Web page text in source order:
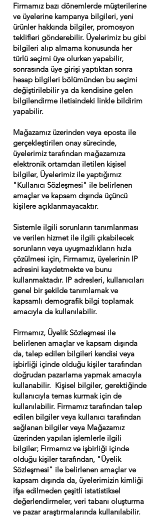
Firmamız bazı dönemlerde müşterilerine
ve üyelerine kampanya bilgileri, yeni
ürünler hakkında bilgiler, promosyon
teklifleri gönderebilir. Üyelerimiz bu gibi
bilgileri alıp almama konusunda her
türlü seçimi üye olurken yapabilir,
sonrasında üye girişi yaptıktan sonra
hesap bilgileri bölümünden bu seçimi
değiştirilebilir ya da kendisine gelen
bilgilendirme iletisindeki linkle bildirim
yapabilir.
Mağazamız üzerinden veya eposta ile
gerçekleştirilen onay sürecinde,
üyelerimiz tarafından mağazamıza
elektronik ortamdan iletilen kişisel
bilgiler, Üyelerimiz ile yaptığımız
"Kullanıcı Sözleşmesi" ile belirlenen
amaçlar ve kapsam dışında üçüncü
kişilere açıklanmayacaktır.
Sistemle ilgili sorunların tanımlanması
ve verilen hizmet ile ilgili çıkabilecek
sorunların veya uyuşmazlıkların hızla
çözülmesi için, Firmamız, üyelerinin IP
adresini kaydetmekte ve bunu
kullanmaktadır. IP adresleri, kullanıcıları
genel bir şekilde tanımlamak ve
kapsamlı demografik bilgi toplamak
amacıyla da kullanılabilir.
Firmamız, Üyelik Sözleşmesi ile
belirlenen amaçlar ve kapsam dışında
da, talep edilen bilgileri kendisi veya
işbirliği içinde olduğu kişiler tarafından
doğrudan pazarlama yapmak amacıyla
kullanabilir. Kişisel bilgiler, gerektiğinde
kullanıcıyla temas kurmak için de
kullanılabilir. Firmamız tarafından talep
edilen bilgiler veya kullanıcı tarafından
sağlanan bilgiler veya Mağazamız
üzerinden yapılan işlemlerle ilgili
bilgiler; Firmamız ve işbirliği içinde
olduğu kişiler tarafından, "Üyelik
Sözleşmesi" ile belirlenen amaçlar ve
kapsam dışında da, üyelerimizin kimliği
ifşa edilmeden çeşitli istatistiksel
değerlendirmeler, veri tabanı oluşturma
ve pazar araştırmalarında kullanılabilir.